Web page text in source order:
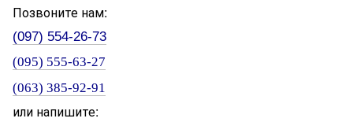
Позвоните нам:
(097) 554-26-73
(095) 555-63-27
(063) 385-92-91
или напишите: